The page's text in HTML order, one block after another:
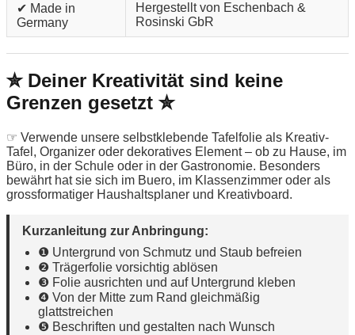
✔ Made in
Germany
Hergestellt von Eschenbach &
Rosinski GbR
✮ Deiner Kreativität sind keine
Grenzen gesetzt ✮
☞ Verwende unsere selbstklebende Tafelfolie als Kreativ-
Tafel, Organizer oder dekoratives Element – ob zu Hause, im
Büro, in der Schule oder in der Gastronomie. Besonders
bewährt hat sie sich im Buero, im Klassenzimmer oder als
grossformatiger Haushaltsplaner und Kreativboard.
Kurzanleitung zur Anbringung:
❶ Untergrund von Schmutz und Staub befreien
❷ Trägerfolie vorsichtig ablösen
❸ Folie ausrichten und auf Untergrund kleben
❹ Von der Mitte zum Rand gleichmäßig
glattstreichen
❺ Beschriften und gestalten nach Wunsch